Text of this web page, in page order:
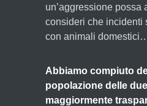
un’aggressione possa
consideri che incidenti
con animali
Abbiamo compiuto
popolazione delle
maggiormente